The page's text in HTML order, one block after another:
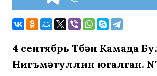
4 сентябрь Түбән Камада
Нигъмәтуллин югалган.